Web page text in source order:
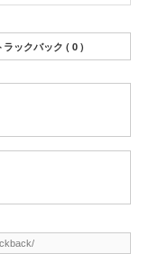
ラックバック ( 0 )